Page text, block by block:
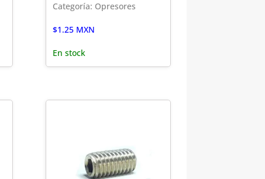
Categoría: Opresores
$1.25MXN
En stock